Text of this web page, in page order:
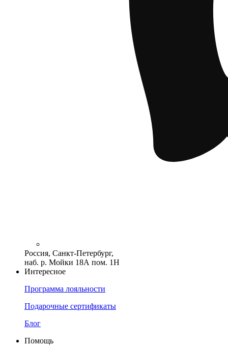
Россия, Санкт-Петербург,
наб. р. Мойки 18А пом. 1Н
Интересное
Программа лояльности
Подарочные сертификаты
Блог
Помощь